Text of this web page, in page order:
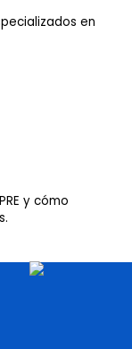
en
y cómo